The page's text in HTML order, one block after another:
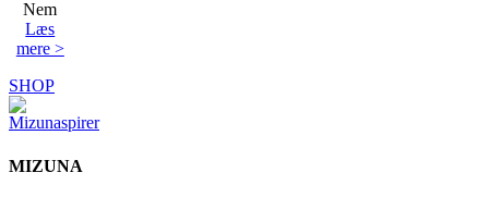
Nem
Læs
mere >
SHOP
MIZUNA